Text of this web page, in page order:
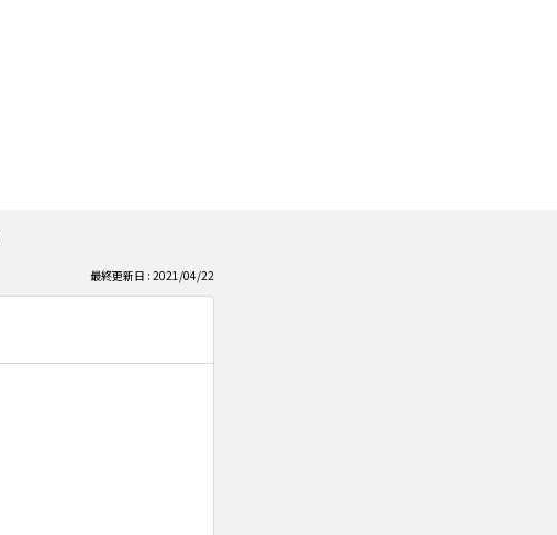
最終更新日 : 2021/04/22